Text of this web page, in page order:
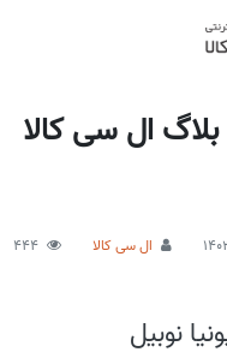
بلاگ ال سی کالا
ال سی کالا 444
نوبیل